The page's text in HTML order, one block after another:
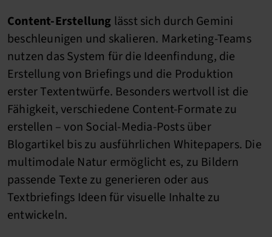
Content-Erstellung lässt sich durch Gemini
beschleunigen und skalieren. Marketing-Teams
nutzen das System für die Ideenfindung, die
Erstellung von Briefings und die Produktion
erster Textentwürfe. Besonders wertvoll ist die
Fähigkeit, verschiedene Content-Formate zu
erstellen – von Social-Media-Posts über
Blogartikel bis zu ausführlichen Whitepapers. Die
multimodale Natur ermöglicht es, zu Bildern
passende Texte zu generieren oder aus
Textbriefings Ideen für visuelle Inhalte zu
entwickeln.